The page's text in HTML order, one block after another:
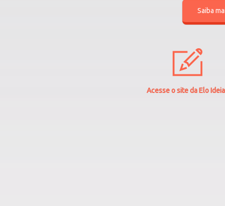
Saiba
Acesse o site da Elo